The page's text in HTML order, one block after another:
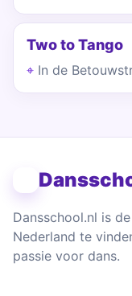
Two to Tango
In de
Dansschool.nl is
Nederland te
passie voor dans.